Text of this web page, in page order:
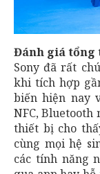
Đánh giá tổng
Sony đã rất
khi tích hợp
biến hiện nay
NFC, Bluetooth
thiết bị cho
cùng mọi hệ
các tính năng